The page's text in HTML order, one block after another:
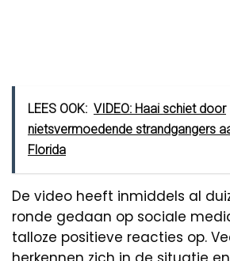
LEES OOK: VIDEO: Haai schiet door
nietsvermoedende strandgangers
Florida
De video heeft inmiddels al
ronde gedaan op sociale
talloze positieve reacties op.